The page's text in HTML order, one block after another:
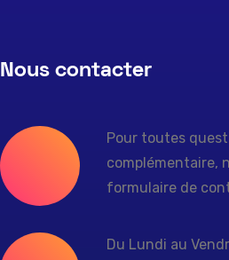
Nous contacter
Pour toutes
complémentaire,
formulaire de
Du Lundi au